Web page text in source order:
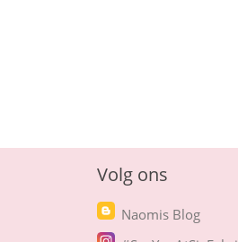
Volg ons
Naomis Blog